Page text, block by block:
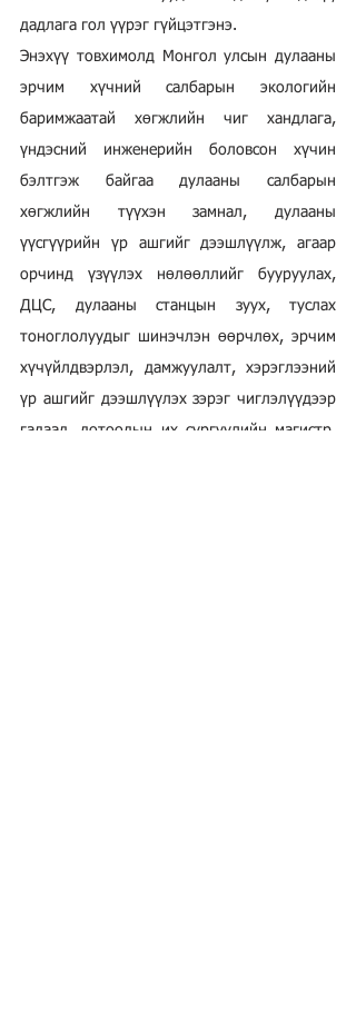
дадлага гол үүрэг гүйцэтгэнэ.
Энэхүү товхимолд Монгол улсын дулааны
эрчим хүчний салбарын экологийн
баримжаатай хөгжлийн чиг хандлага,
үндэсний инженерийн боловсон хүчин
бэлтгэж байгаа дулааны салбарын
хөгжлийн түүхэн замнал, дулааны
үүсгүүрийн үр ашгийг дээшлүүлж, агаар
орчинд үзүүлэх нөлөөллийг бууруулах,
ДЦС, дулааны станцын зуух, туслах
тоноглолуудыг шинэчлэн өөрчлөх, эрчим
хүчүйлдвэрлэл, дамжуулалт, хэрэглээний
үр ашгийг дээшлүүлэх зэрэг чиглэлүүдээр
гадаад, дотоодын их сургуулийн магистр,